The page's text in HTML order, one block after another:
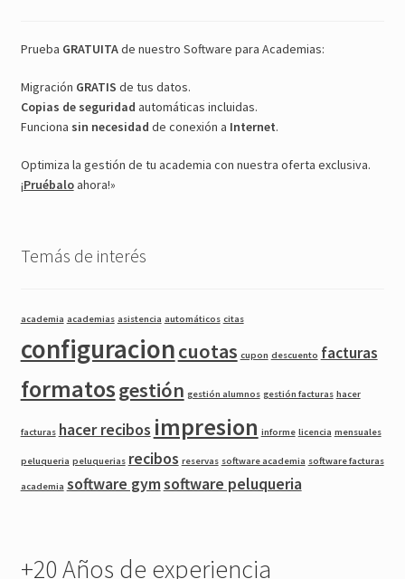
Prueba GRATUITAde nuestro Software para Academias:
Migración GRATIS de tus datos.
Copias de seguridad automáticas incluidas.
Funciona sin necesidad de conexión a Internet.
Optimiza la gestión de tu academia con nuestra oferta exclusiva.
¡Pruébaloahora!»
Temás de interés
academia academias asistencia automáticos citas
configuracioncuotas cupon descuento facturas
formatosgestión gestión alumnos gestión facturas hacer
facturas hacer recibos impresion informe licencia mensuales
peluqueria peluquerias recibos reservas software academia software facturas
academia software gymsoftware peluqueria
+20 Años de experiencia